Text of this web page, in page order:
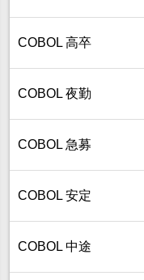
COBOL 高卒
COBOL 夜勤
COBOL 急募
COBOL 安定
COBOL 中途